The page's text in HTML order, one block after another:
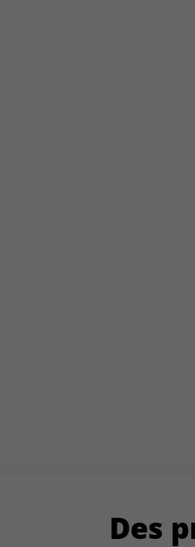
Des